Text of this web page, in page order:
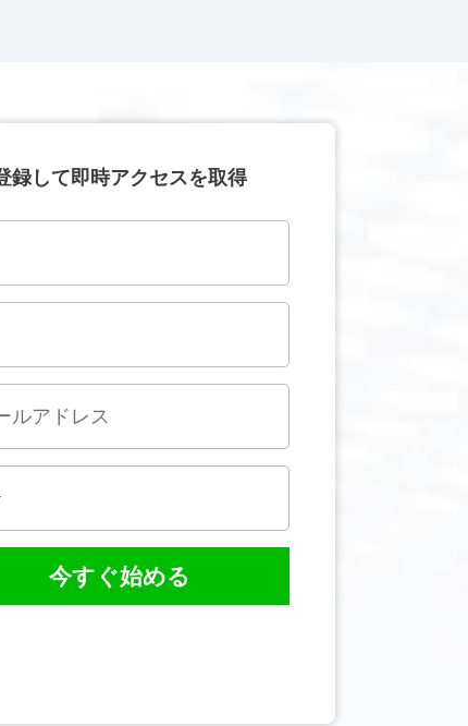
録して即時アクセスを取得
今すぐ始める